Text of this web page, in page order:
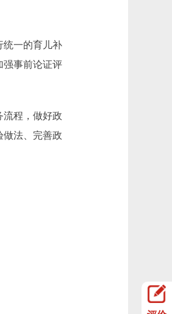
一的育儿补
强事前论证评
程，做好政
做法、完善政